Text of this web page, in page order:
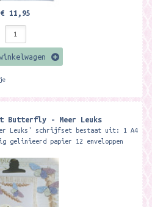
€ 11,95
Butterfly - Meer Leuks
Leuks' schrijfset bestaat uit: 1 A4
gelinieerd papier 12 enveloppen